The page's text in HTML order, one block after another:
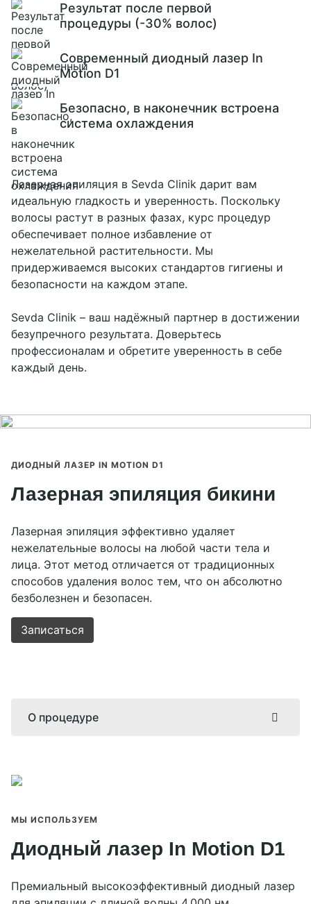
Результат после первой
процедуры (-30% волос)
Современный диодный лазер In
Motion D1
Безопасно, в наконечник встроена
система охлаждения
Лазерная эпиляция в Sevda Clinik дарит вам
идеальную гладкость и уверенность. Поскольку
волосы растут в разных фазах, курс процедур
обеспечивает полное избавление от
нежелательной растительности. Мы
придерживаемся высоких стандартов гигиены и
безопасности на каждом этапе.
Sevda Clinik – ваш надёжный партнер в достижении
безупречного результата. Доверьтесь
профессионалам и обретите уверенность в себе
каждый день.
ДИОДНЫЙ ЛАЗЕР IN MOTION D1
Лазерная эпиляция бикини
Лазерная эпиляция эффективно удаляет
нежелательные волосы на любой части тела и
лица. Этот метод отличается от традиционных
способов удаления волос тем, что он абсолютно
безболезнен и безопасен.
Записаться
О процедуре
МЫ ИСПОЛЬЗУЕМ
Диодный лазер In Motion D1
Премиальный высокоэффективный диодный лазер